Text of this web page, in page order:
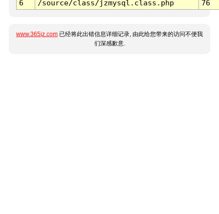
6 /source/class/jzmysql.class.php 76
www.365jz.com 已经将此出错信息详细记录, 由此给您带来的访问不便我
们深感歉意.